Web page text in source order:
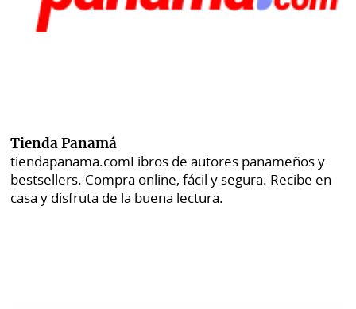
Tienda Panamá
tiendapanama.comLibros de autores panameños y
bestsellers. Compra online, fácil y segura. Recibe en
casa y disfruta de la buena lectura.